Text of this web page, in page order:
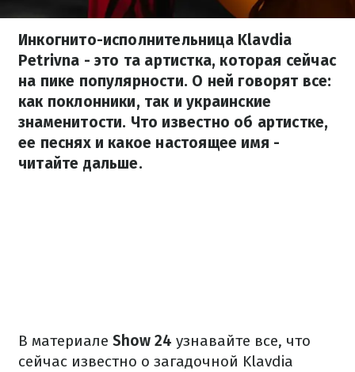
Инкогнито-исполнительница Klavdia
Petrivna - это та артистка, которая сейчас
на пике популярности. О ней говорят все:
как поклонники, так и украинские
знаменитости. Что известно об артистке,
ее песнях и какое настоящее имя -
читайте дальше.
В материале Show 24 узнавайте все, что
сейчас известно о загадочной Klavdia